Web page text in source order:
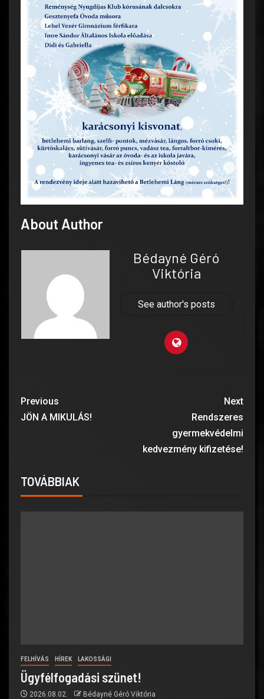
About Author
Bédayné Géró
Viktória
See author's posts
Previous
JÖN A MIKULÁS!
Next
Rendszeres
gyermekvédelmi
kedvezmény kifizetése!
TOVÁBBIAK
FELHÍVÁS HÍREK LAKOSSÁGI
Ügyfélfogadási szünet!
2026.08.02. Bédayné Géró Viktória